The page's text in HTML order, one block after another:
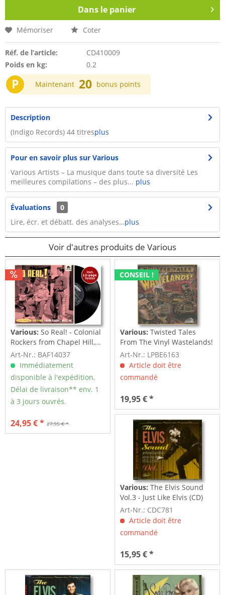
Dans le panier
Mémoriser Coter
Réf. de l’article:
CD410009
Poids en kg:
0.2
P Maintenant 20 bonus points
Description
(Indigo Records) 44 titresplus
Pour en savoir plus sur Various
Various Artists – La musique dans toute sa diversité Les
meilleures compilations – des plus... plus
Évaluations
0
Lire, écr. et débatt. des analyses…plus
Voir d'autres produits de Various
Various:So Real! - Colonial
Rockers from Chapel Hill,...
Art-Nr.: BAF14037
Immédiatement
disponible à l'expédition,
Délai de livraison** env. 1
à 3 jours ouvrés.
27,95 € *
24,95 € *
CONSEIL !
Various:Twisted Tales
From The Vinyl Wastelands!
Vol.5...
Art-Nr.: LPBE6163
Article doit être
commandé
19,95 € *
Various:The Elvis Sound
Vol.3 - Just Like Elvis (CD)
Art-Nr.: CDC781
Article doit être
commandé
15,95 € *